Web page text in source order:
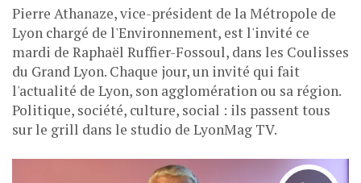
Pierre Athanaze, vice-président de la Métropole de
Lyon chargé de l'Environnement, est l'invité ce
mardi de Raphaël Ruffier-Fossoul, dans les Coulisses
du Grand Lyon. Chaque jour, un invité qui fait
l'actualité de Lyon, son agglomération ou sa région.
Politique, société, culture, social : ils passent tous
sur le grill dans le studio de LyonMag TV.